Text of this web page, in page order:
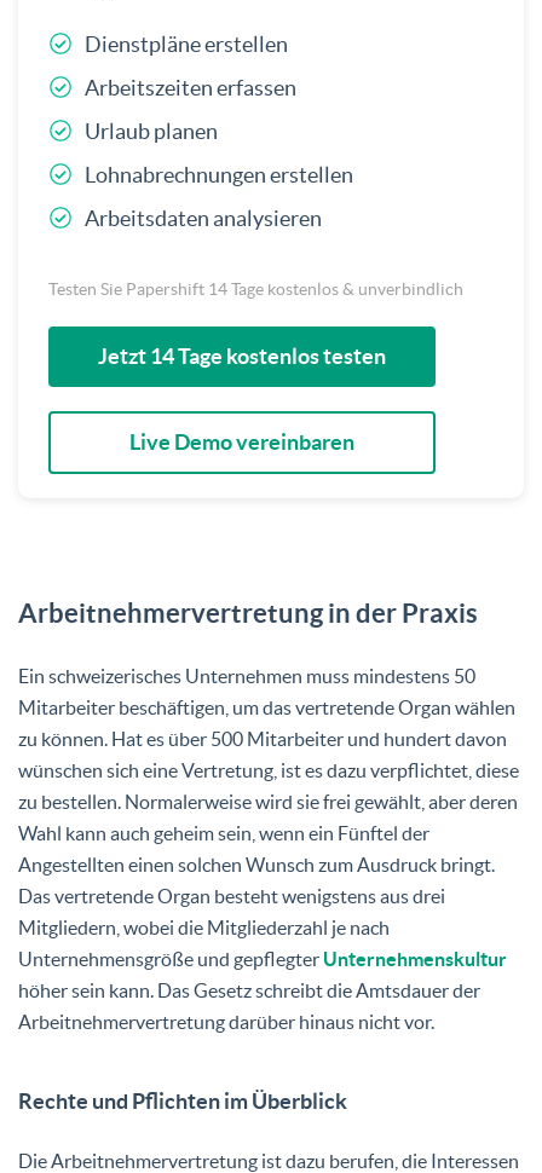
Dienstpläne erstellen
Arbeitszeiten erfassen
Urlaub planen
Lohnabrechnungen erstellen
Arbeitsdaten analysieren
Testen Sie Papershift 14 Tage kostenlos & unverbindlich
Jetzt 14 Tage kostenlos testen
Live Demo vereinbaren
Arbeitnehmervertretung in der Praxis
Ein schweizerisches Unternehmen muss mindestens 50
Mitarbeiter beschäftigen, um das vertretende Organ wählen
zu können. Hat es über 500 Mitarbeiter und hundert davon
wünschen sich eine Vertretung, ist es dazu verpflichtet, diese
zu bestellen. Normalerweise wird sie frei gewählt, aber deren
Wahl kann auch geheim sein, wenn ein Fünftel der
Angestellten einen solchen Wunsch zum Ausdruck bringt.
Das vertretende Organ besteht wenigstens aus drei
Mitgliedern, wobei die Mitgliederzahl je nach
Unternehmensgröße und gepflegter Unternehmenskultur
höher sein kann. Das Gesetz schreibt die Amtsdauer der
Arbeitnehmervertretung darüber hinaus nicht vor.
Rechte und Pflichten im Überblick
Die Arbeitnehmervertretung ist dazu berufen, die Interessen